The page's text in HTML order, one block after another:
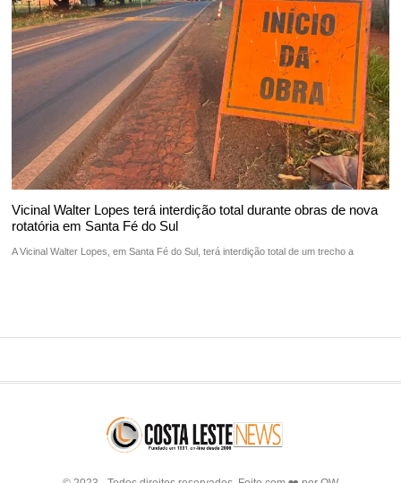
Vicinal Walter Lopes terá interdição total durante obras de nova
rotatória em Santa Fé do Sul
A Vicinal Walter Lopes, em Santa Fé do Sul, terá interdição total de um trecho a